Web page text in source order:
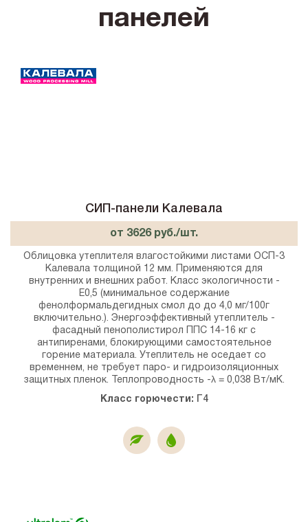
панелей
СИП-панели Калевала
от 3626 руб./шт.
Облицовка утеплителя влагостойкими листами ОСП-3
Калевала толщиной 12 мм. Применяются для
внутренних и внешних работ. Класс экологичности -
E0,5 (минимальное содержание
фенолформальдегидных смол до до 4,0 мг/100г
включительно.). Энергоэффективный утеплитель -
фасадный пенополистирол ППС 14-16 кг с
антипиренами, блокирующими самостоятельное
горение материала. Утеплитель не оседает со
временнем, не требует паро- и гидроизоляционных
защитных пленок. Теплопроводность -λ = 0,038 Вт/мК.
Класс горючести: Г4